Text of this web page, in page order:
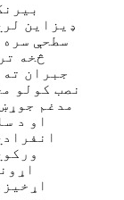
ډیزاین
جبران
نصب کولو
مدغم
او د